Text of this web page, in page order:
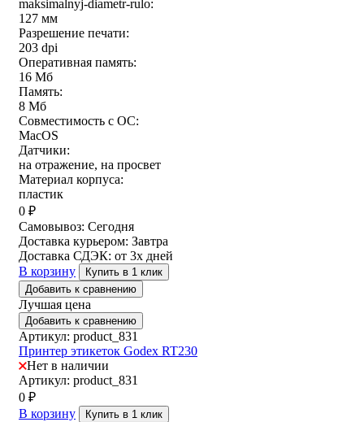
maksimalnyj-diametr-rulo:
127 мм
Разрешение печати:
203 dpi
Оперативная память:
16 Мб
Память:
8 Мб
Совместимость с ОС:
MacOS
Датчики:
на отражение, на просвет
Материал корпуса:
пластик
0 ₽
Самовывоз: Сегодня
Доставка курьером: Завтра
Доставка СДЭК: от 3х дней
В корзину
Купить в 1 клик
Добавить к сравнению
Лучшая цена
Добавить к сравнению
Артикул: product_831
Принтер этикеток Godex RT230
Нет в наличии
Артикул: product_831
0 ₽
В корзину
Купить в 1 клик